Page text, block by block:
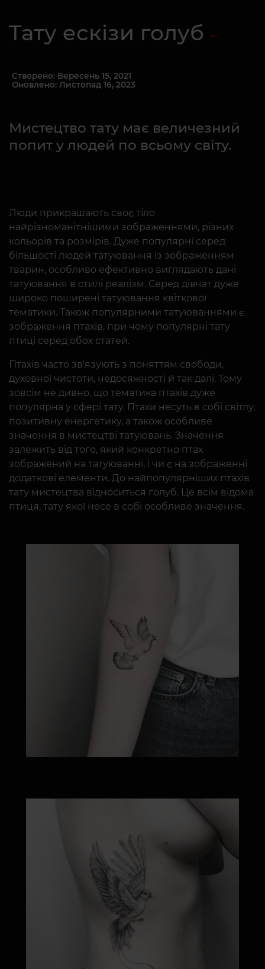
Тату ескізи голуб
Створено: Вересень 15, 2021
Оновлено: Листопад 16, 2023
Мистецтво тату має величезний
попит у людей по всьому світу.
Люди прикрашають своє тіло
найрізноманітнішими зображеннями, різних
кольорів та розмірів. Дуже популярні серед
більшості людей татуювання із зображенням
тварин, особливо ефективно виглядають дані
татуювання в стилі реалізм. Серед дівчат дуже
широко поширені татуювання квіткової
тематики. Також популярними татуюваннями є
зображення птахів, при чому популярні тату
птиці серед обох статей.
Птахів часто зв'язують з поняттям свободи,
духовної чистоти, недосяжності й так далі. Тому
зовсім не дивно, що тематика птахів дуже
популярна у сфері тату. Птахи несуть в собі світлу,
позитивну енергетику, а також особливе
значення в мистецтві татуювань. Значення
залежить від того, який конкретно птах
зображений на татуюванні, і чи є на зображенні
додаткові елементи. До найпопулярніших птахів
тату мистецтва відноситься голуб. Це всім відома
птиця, тату якої несе в собі особливе значення.